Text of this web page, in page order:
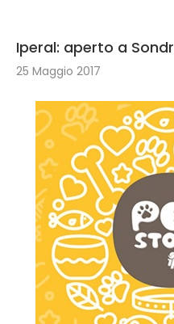
Iperal: aperto a
25 Maggio 2017